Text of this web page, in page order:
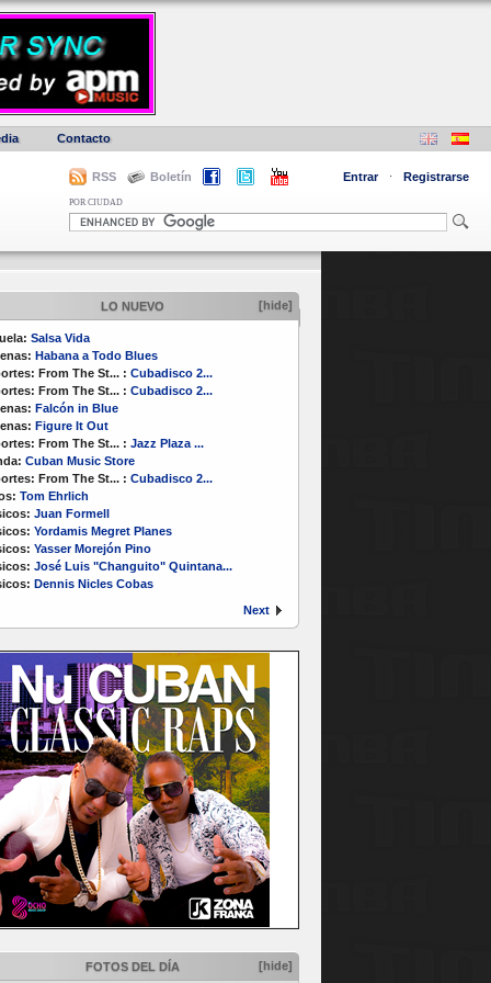
Contacto
RSS Boletín Entrar · Registrarse
POR CIUDAD
LO NUEVO [hide]
Salsa Vida
Habana a Todo Blues
From The St... : Cubadisco 2...
From The St... : Cubadisco 2...
Falcón in Blue
Figure It Out
From The St... : Jazz Plaza ...
Cuban Music Store
From The St... : Cubadisco 2...
Tom Ehrlich
Juan Formell
Yordamis Megret Planes
Yasser Morejón Pino
José Luis "Changuito" Quintana...
Dennis Nicles Cobas
Next
FOTOS DEL DÍA [hide]